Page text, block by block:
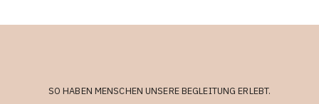
SO HABEN MENSCHEN UNSERE BEGLEITUNG ERLEBT.